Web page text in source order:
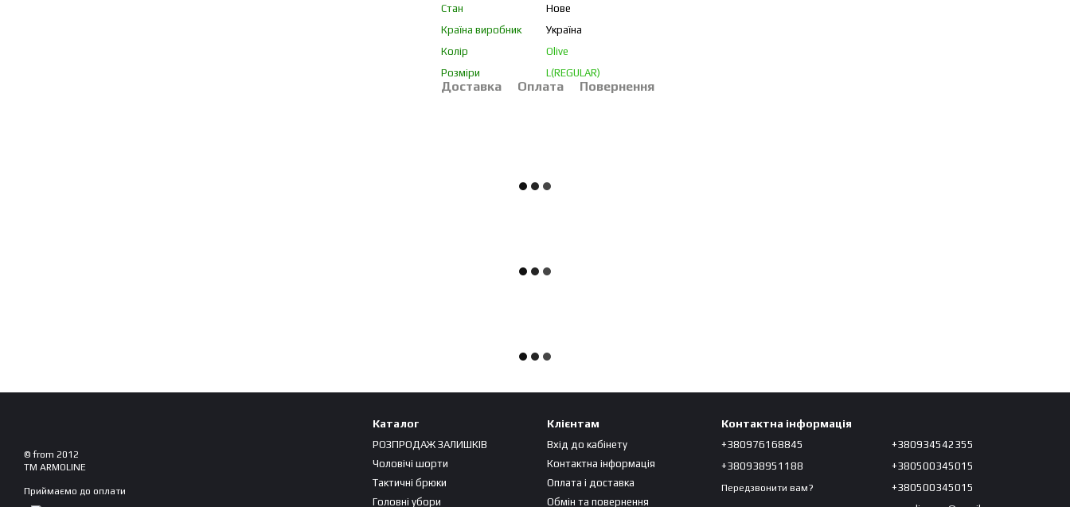
Стан
Нове
Країна виробник
Україна
Колір
Olive
Розміри
L(REGULAR)
Доставка Оплата Повернення
© from 2012
TM ARMOLINE
Приймаємо до оплати
Каталог
РОЗПРОДАЖ ЗАЛИШКІВ
Чоловічі шорти
Тактичні брюки
Головні убори
Клієнтам
Вхід до кабінету
Контактна інформація
Оплата і доставка
Обмін та повернення
Контактна інформація
+380976168845
+380938951188
Передзвонити вам?
+380934542355
+380500345015
+380500345015